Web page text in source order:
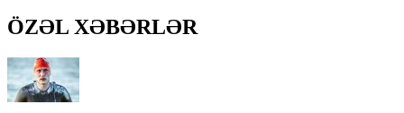
ÖZƏL XƏBƏRLƏR